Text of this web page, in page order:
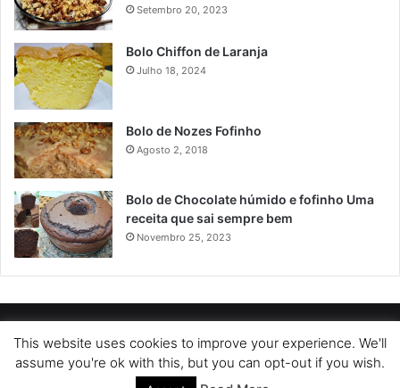
Setembro 20, 2023
Bolo Chiffon de Laranja
Julho 18, 2024
Bolo de Nozes Fofinho
Agosto 2, 2018
Bolo de Chocolate húmido e fofinho Uma
receita que sai sempre bem
Novembro 25, 2023
POLÍTICA DE PRIVACIDADE SOBRE NÓS
POLÍTICA DE COOKIES
TERMOS DE USO
This website uses cookies to improve your experience. We'll
assume you're ok with this, but you can opt-out if you wish.